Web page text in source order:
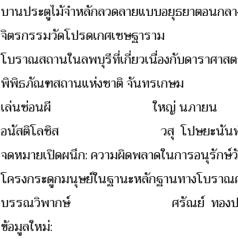
บานประตูไม้จำหลักลวดลายแบบอยุธยาตอนก
จิตรกรรมวัดโปรดเกศเชษฐาราม
โบราณสถานในลพบุรีที่เกี่ยวเนื่องกับดา
พิพิธภัณฑสถานแห่งชาติ จันทรเกษม
เล่นซ่อนผี ใหญ่ นภายน
อนัสติโลซิส วสุ โปษยะนัน
จดหมายเปิดผนึก: ความผิดพลาดในการอนุรั
โครงกระดูกมนุษย์ในฐานะหลักฐานทาง
บรรณวิพากษ์ ศรัณย์ ทองป
ข้อมูลใหม่: